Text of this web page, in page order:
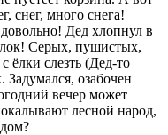
снег, много снега!
Дед хлопнул в
Серых, пушистых,
ёлки слезть (Дед-то
Задумался, озабочен
вечер может
лесной народ,